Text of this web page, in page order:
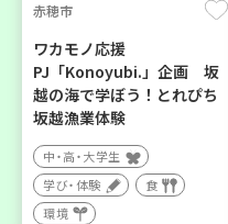
赤穂市
ワカモノ応援
PJ「Konoyubi.」企画 坂
越の海で学ぼう！とれぴち
坂越漁業体験
中・高・大学生
学び・体験
食
環境